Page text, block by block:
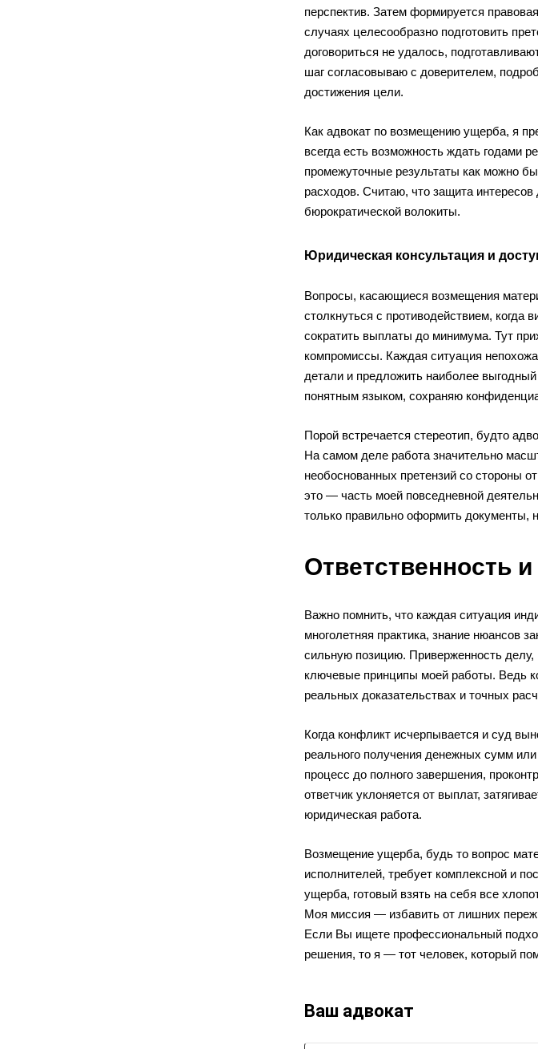
перспектив. Затем формируется
случаях целесообразно подготовить
договориться не удалось,
шаг согласовываю с доверителем,
достижения цели.
Как адвокат по возмещению ущерба, я
всегда есть возможность ждать годами
промежуточные результаты как можно
расходов. Считаю, что защита
бюрократической волокиты.
Юридическая консультация и
Вопросы, касающиеся возмещения
столкнуться с противодействием, когда
сократить выплаты до минимума. Тут
компромиссы. Каждая ситуация
детали и предложить наиболее
понятным языком, сохраняю
Порой встречается стереотип, будто
На самом деле работа значительно
необоснованных претензий со стороны
это — часть моей повседневной
только правильно оформить
Ответственность и
Важно помнить, что каждая ситуация
многолетняя практика, знание нюансов
сильную позицию. Приверженность делу,
ключевые принципы моей работы. Ведь
реальных доказательствах и точных
Когда конфликт исчерпывается и суд
реального получения денежных сумм
процесс до полного завершения,
ответчик уклоняется от выплат,
юридическая работа.
Возмещение ущерба, будь то вопрос
исполнителей, требует комплексной и
ущерба, готовый взять на себя все
Моя миссия — избавить от лишних
Если Вы ищете профессиональный
решения, то я — тот человек, который
Ваш адвокат